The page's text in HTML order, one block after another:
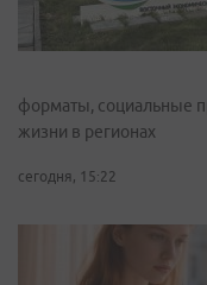
форматы, социальные
жизни в регионах
сегодня, 15:22